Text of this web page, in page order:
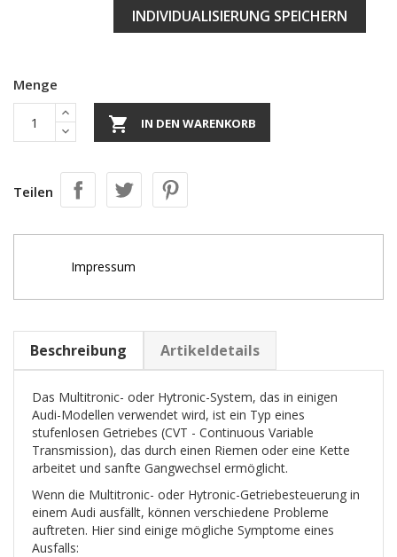
INDIVIDUALISIERUNG SPEICHERN
Menge
 IN DEN WARENKORB
Teilen
Impressum
Beschreibung Artikeldetails
Das Multitronic- oder Hytronic-System, das in einigen
Audi-Modellen verwendet wird, ist ein Typ eines
stufenlosen Getriebes (CVT - Continuous Variable
Transmission), das durch einen Riemen oder eine Kette
arbeitet und sanfte Gangwechsel ermöglicht.
Wenn die Multitronic- oder Hytronic-Getriebesteuerung in
einem Audi ausfällt, können verschiedene Probleme
auftreten. Hier sind einige mögliche Symptome eines
Ausfalls: